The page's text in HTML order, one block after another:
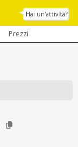
Hai un'attività?
Prezzi